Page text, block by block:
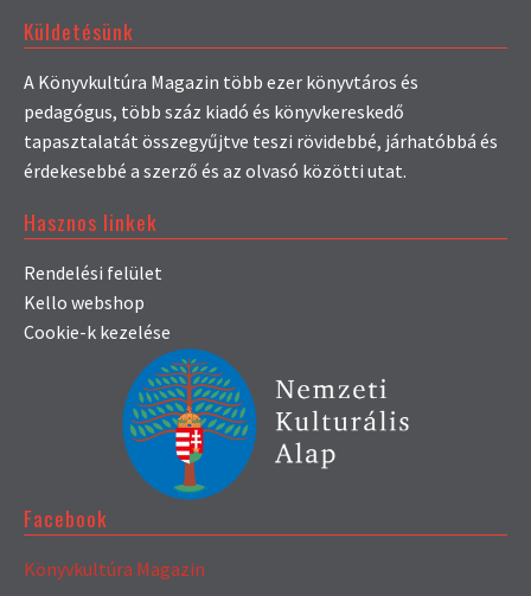
Küldetésünk
A Könyvkultúra Magazin több ezer könyvtáros és
pedagógus, több száz kiadó és könyvkereskedő
tapasztalatát összegyűjtve teszi rövidebbé, járhatóbbá és
érdekesebbé a szerző és az olvasó közötti utat.
Hasznos linkek
Rendelési felület
Kello webshop
Cookie-k kezelése
Facebook
Könyvkultúra Magazin